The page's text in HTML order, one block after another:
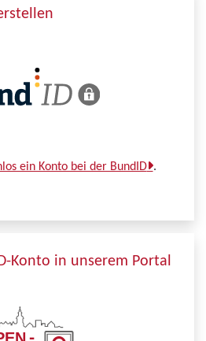
ein Konto bei der BundID .
Konto in unserem Portal